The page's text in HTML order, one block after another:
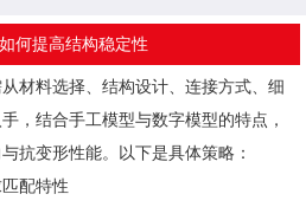
何提高结构稳定性
料选择、结构设计、连接方式、细
，结合手工模型与数字模型的特点，
抗变形性能。以下是具体策略：
配特性